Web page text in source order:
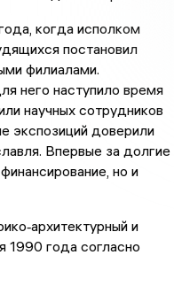
когда исполком
постановил
филиалами.
него наступило время
научных сотрудников
экспозиций доверили
Впервые за долгие
но и
и
года согласно